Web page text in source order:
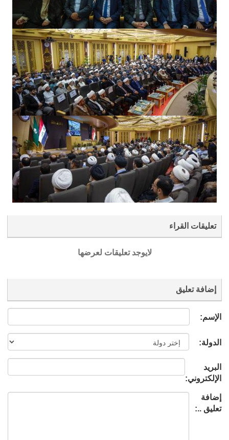
تعليقات القراء
لايوجد تعليقات لعرضها
إضافة تعليق
الإسم:
الدولة:
البريد
الإلكتروني:
إضافة
تعليق ..: